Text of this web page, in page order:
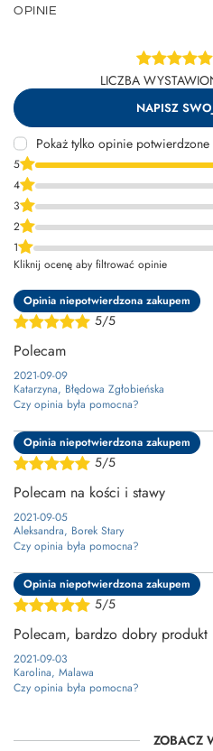
OPINIE
LICZBA
NAPISZ
Pokaż tylko opinie potwierdzone
5
4
3
2
1
Kliknij ocenę aby filtrować opinie
5/5
Opinia niepotwierdzona zakupem
Polecam
2021-09-09
Katarzyna, Błędowa Zgłobieńska
Czy opinia była pomocna?
5/5
Opinia niepotwierdzona zakupem
Polecam na kości i stawy
2021-09-05
Aleksandra, Borek Stary
Czy opinia była pomocna?
5/5
Opinia niepotwierdzona zakupem
Polecam, bardzo dobry produkt
2021-09-03
Karolina, Malawa
Czy opinia była pomocna?
ZOBACZ